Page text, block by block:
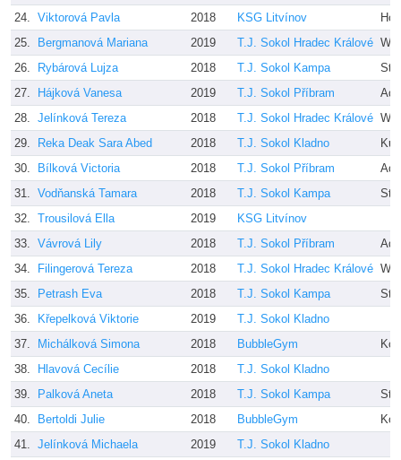
24. Viktorová Pavla 2018 KSG Litvínov
25.
Bergmanová Mariana 2019 T.J. Sokol Hradec Králové
26.
Rybárová Lujza 2018 T.J. Sokol Kampa
27.
Hájková Vanesa 2019 T.J. Sokol Příbram
28. Jelínková Tereza 2018 T.J. Sokol Hradec Králové
29.
Reka Deak Sara Abed 2018 T.J. Sokol Kladno
30.
Bílková Victoria 2018 T.J. Sokol Příbram
31. Vodňanská Tamara 2018 T.J. Sokol Kampa
32. Trousilová Ella 2019
KSG Litvínov
33. Vávrová Lily 2018 T.J. Sokol Příbram
34.
Filingerová Tereza 2018 T.J. Sokol Hradec Králové
35.
Petrash Eva 2018 T.J. Sokol Kampa
36.
Křepelková Viktorie 2019
T.J. Sokol Kladno
37.
Michálková Simona 2018 BubbleGym
38.
Hlavová Cecílie 2018
T.J. Sokol Kladno
39.
Palková Aneta 2018 T.J. Sokol Kampa
40.
Bertoldi Julie 2018 BubbleGym
41. Jelínková Michaela 2019 T.J. Sokol Kladno